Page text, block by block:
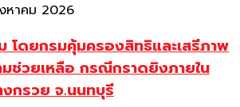
หาคม 2026
โดยกรมคุ้มครองสิทธิและเสรีภาพ
ช่วยเหลือ กรณีกราดยิงภายใน
กรวย จ.นนทบุรี